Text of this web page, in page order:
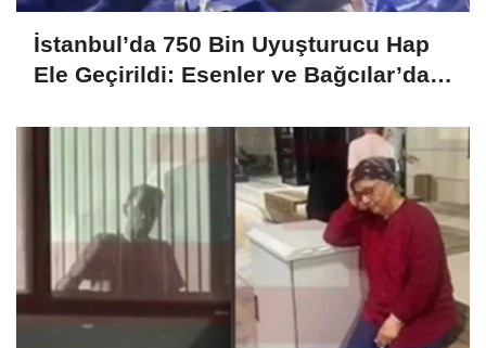
İstanbul’da 750 Bin Uyuşturucu Hap
Ele Geçirildi: Esenler ve Bağcılar’da